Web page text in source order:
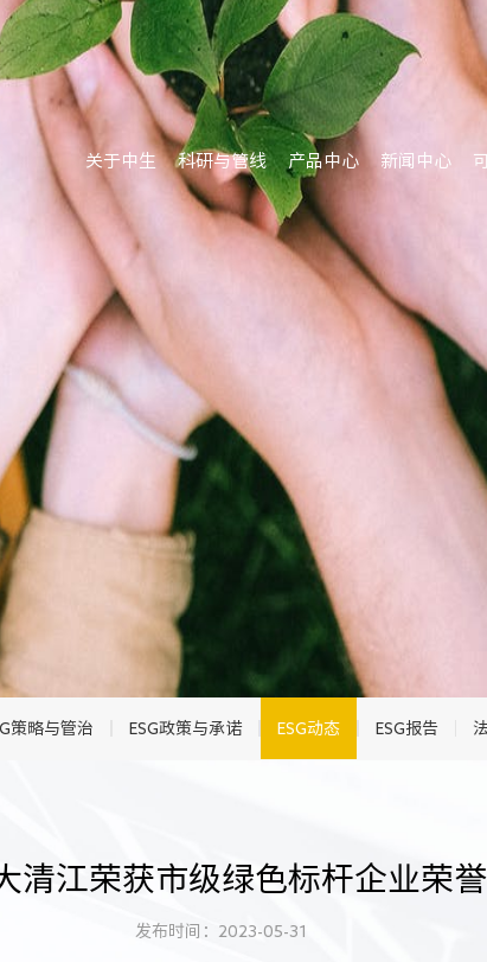
关于中生 科研与管线 产品中心 新闻中心
策略与管治 ESG政策与承诺 ESG动态 ESG报告
清江荣获市级绿色标杆企业荣誉
发布时间：2023-05-31